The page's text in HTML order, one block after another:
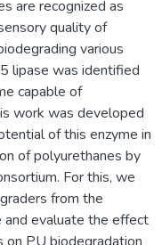
are recognized as
quality of
various
lipase was identified
capable of
work was developed
of this enzyme in
of polyurethanes by
For this, we
from the
and evaluate the effect